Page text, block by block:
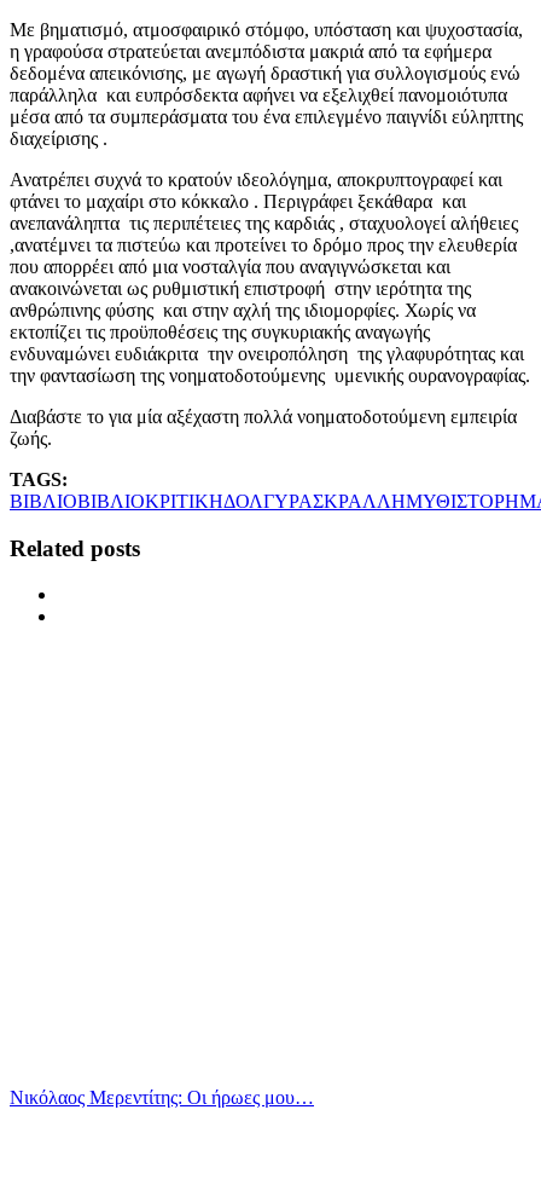
Με βηματισμό, ατμοσφαιρικό στόμφο, υπόσταση και ψυχοστασία,
η γραφούσα στρατεύεται ανεμπόδιστα μακριά από τα εφήμερα
δεδομένα απεικόνισης, με αγωγή δραστική για συλλογισμούς ενώ
παράλληλα και ευπρόσδεκτα αφήνει να εξελιχθεί πανομοιότυπα
μέσα από τα συμπεράσματα του ένα επιλεγμένο παιγνίδι εύληπτης
διαχείρισης .
Ανατρέπει συχνά το κρατούν ιδεολόγημα, αποκρυπτογραφεί και
φτάνει το μαχαίρι στο κόκκαλο . Περιγράφει ξεκάθαρα και
ανεπανάληπτα τις περιπέτειες της καρδιάς , σταχυολογεί αλήθειες
,ανατέμνει τα πιστεύω και προτείνει το δρόμο προς την ελευθερία
που απορρέει από μια νοσταλγία που αναγιγνώσκεται και
ανακοινώνεται ως ρυθμιστική επιστροφή στην ιερότητα της
ανθρώπινης φύσης και στην αχλή της ιδιομορφίες. Χωρίς να
εκτοπίζει τις προϋποθέσεις της συγκυριακής αναγωγής
ενδυναμώνει ευδιάκριτα την ονειροπόληση της γλαφυρότητας και
την φαντασίωση της νοηματοδοτούμενης υμενικής ουρανογραφίας.
Διαβάστε το για μία αξέχαστη πολλά νοηματοδοτούμενη εμπειρία
ζωής.
TAGS:
ΒΙΒΛΙΟΒΙΒΛΙΟΚΡΙΤΙΚΗΔΟΛΓΥΡΑΣΚΡΑΛΛΗ
Related posts
Νικόλαος Μερεντίτης: Οι ήρωες μου…